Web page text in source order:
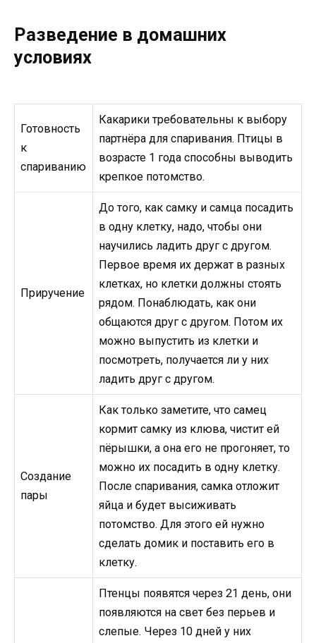
Разведение в домашних
условиях
Готовность
к
спариванию
Какарики требовательны к выбору
партнёра для спаривания. Птицы в
возрасте 1 года способны выводить
крепкое потомство.
Приручение
До того, как самку и самца посадить
в одну клетку, надо, чтобы они
научились ладить друг с другом.
Первое время их держат в разных
клетках, но клетки должны стоять
рядом. Понаблюдать, как они
общаются друг с другом. Потом их
можно выпустить из клетки и
посмотреть, получается ли у них
ладить друг с другом.
Создание
пары
Как только заметите, что самец
кормит самку из клюва, чистит ей
пёрышки, а она его не прогоняет, то
можно их посадить в одну клетку.
После спаривания, самка отложит
яйца и будет высиживать
потомство. Для этого ей нужно
сделать домик и поставить его в
клетку.
Птенцы появятся через 21 день, они
появляются на свет без перьев и
слепые. Через 10 дней у них